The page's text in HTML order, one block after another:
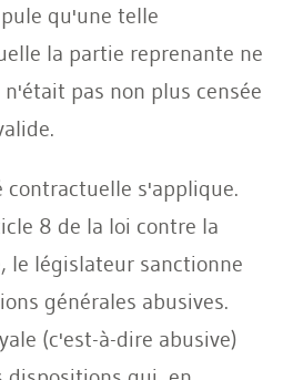
qu'une telle
la partie reprenante ne
pas non plus censée
s'applique.
8 de la loi contre la
le législateur sanctionne
générales abusives.
(c'est-à-dire abusive)